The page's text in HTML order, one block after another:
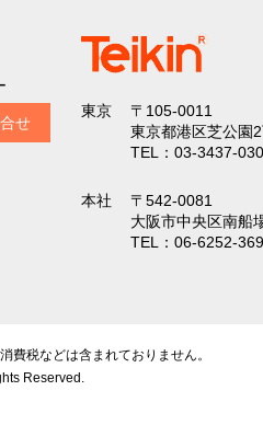
せ
東京
〒105-0011
東京都港区芝公園
TEL：03-3437-
本社
〒542-0081
大阪市中央区南船
TEL：06-6252-
消費税などは含まれておりません。
Reserved.